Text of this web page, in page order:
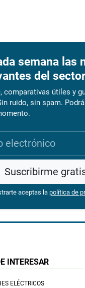
semana las
del
comparativas útiles y
ruido, sin spam.
Suscribirme
aceptas la política de
INTERESAR
ELÉCTRICOS